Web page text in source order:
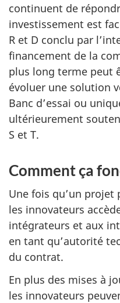
continuent de
investissement est
R et D conclu par
financement de la
plus long terme peut
évoluer une solution
Banc d’essai ou
ultérieurement
S et T.
Comment ça
Une fois qu’un projet
les innovateurs
intégrateurs et aux
en tant qu’autorité
du contrat.
En plus des mises à
les innovateurs